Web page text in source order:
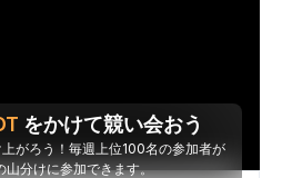
をかけて競い会おう
がろう！毎週上位100名の参加者が
分けに参加できます。